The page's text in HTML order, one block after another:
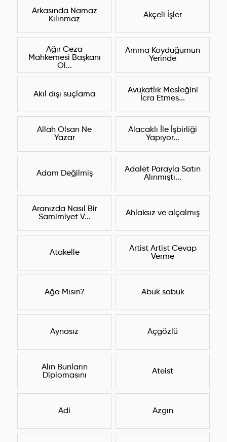
Arkasında Namaz
Kılınmaz
Akçeli İşler
Ağır Ceza
Mahkemesi Başkanı
Ol...
Amma Koyduğumun
Yerinde
Akıl dışı suçlama
Avukatlık Mesleğini
İcra Etmes...
Allah Olsan Ne
Yazar
Alacaklı İle İşbirliği
Yapıyor...
Adam Değilmiş
Adalet Parayla Satın
Alınmıştı...
Aranızda Nasıl Bir
Samimiyet V...
Ahlaksız ve alçalmış
Atakelle
Artist Artist Cevap
Verme
Ağa Mısın? Abuk sabuk
Aynasız Açgözlü
Alın Bunların
Diplomasını
Ateist
Adi Azgın